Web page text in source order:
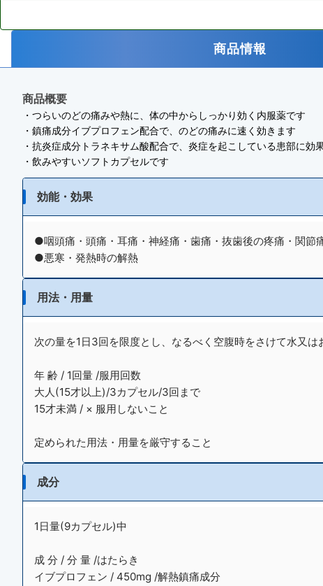
商品情報
商品概要
・つらいのどの痛みや熱に、体の中からしっかり効く内服薬です
・鎮痛成分イブプロフェン配合で、のどの痛みに速く効きます
・抗炎症成分トラネキサム酸配合で、炎症を起こしている患部に効
・飲みやすいソフトカプセルです
効能・効果
●咽頭痛・頭痛・耳痛・神経痛・歯痛・抜歯後の疼痛・関
●悪寒・発熱時の解熱
用法・用量
次の量を1日3回を限度とし、なるべく空腹時をさけて水又
年 齢 / 1回量 /服用回数
大人(15才以上)/3カプセル/3回まで
15才未満 / × 服用しないこと
定められた用法・用量を厳守すること
成分
1日量(9カプセル)中
成 分 / 分 量 /はたらき
イブプロフェン / 450mg /解熱鎮痛成分